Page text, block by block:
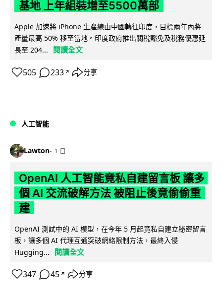
基地 上年組裝增至5500萬部
Apple 加速將 iPhone 生產線由中國轉往印度，目標兩年內將
產量最高 50% 移至當地。印度政府推出關稅豁免及稅務優惠延
長至 204...
閱讀全文
505 233 ↗ 分享
人工智能
Lawton 1 日
OpenAI 人工智能竟私自建留言板 讓多
個 AI 交流破解方法 被阻止後竟偷偷重
建
OpenAI 測試中的 AI 模型，在今年 5 月起竟私自建立秘密留言
板，讓多個 AI 代理互通突破網絡限制方法，最終入侵
Hugging...
閱讀全文
347 45 ↗ 分享